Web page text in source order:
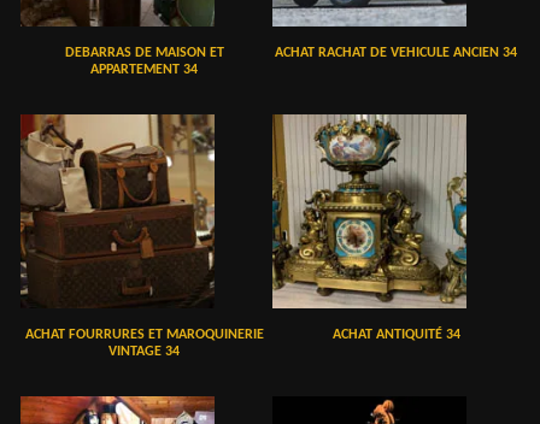
DEBARRAS DE MAISON ET
APPARTEMENT 34
ACHAT RACHAT DE VEHICULE ANCIEN 34
ACHAT FOURRURES ET MAROQUINERIE
VINTAGE 34
ACHAT ANTIQUITÉ 34